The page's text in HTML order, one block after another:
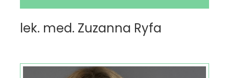
lek. med. Zuzanna Ryfa